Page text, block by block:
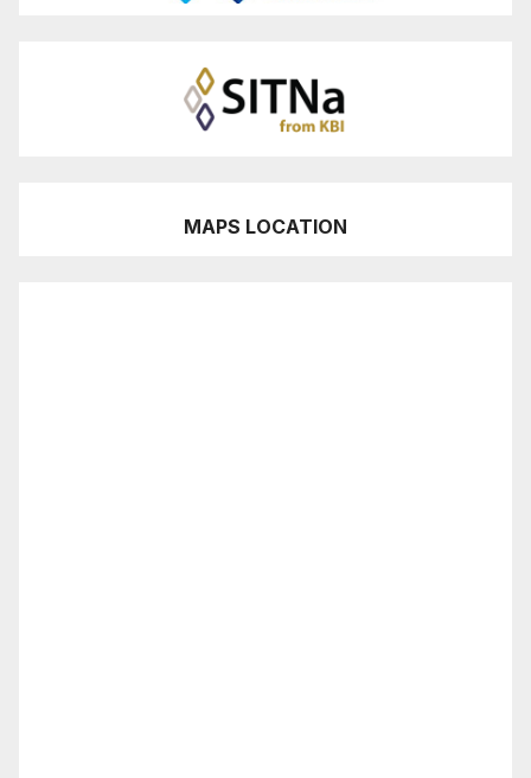
MAPS LOCATION